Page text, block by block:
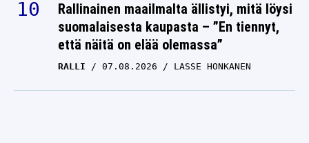
Rallinainen maailmalta ällistyi, mitä löysi
suomalaisesta kaupasta – ”En tiennyt,
että näitä on elää olemassa”
RALLI 07.08.2026 LASSE HONKANEN